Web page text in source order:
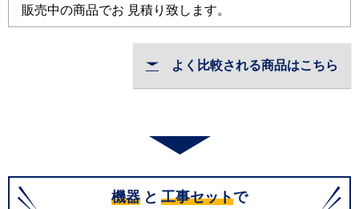
販売中の商品でお 見積り致します。
よく比較される商品はこちら
機器 と 工事セットで